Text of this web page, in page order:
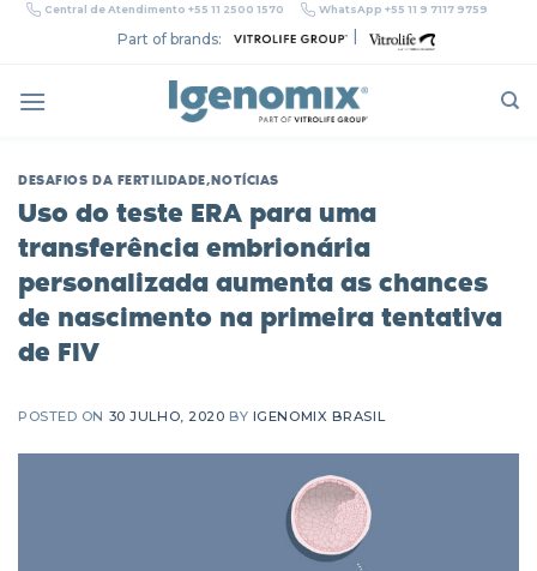
Skip Central de Atendimento +55 11 2500 1570 WhatsApp +55 11 9 7117 9759
Part of brands:
DESAFIOS DA FERTILIDADE,NOTÍCIAS
Uso do teste ERA para uma
transferência embrionária
personalizada aumenta as chances
de nascimento na primeira tentativa
de FIV
POSTED ON 30 JULHO, 2020 BY IGENOMIX BRASIL